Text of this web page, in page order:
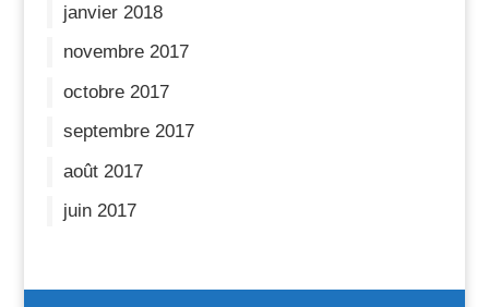
janvier 2018
novembre 2017
octobre 2017
septembre 2017
août 2017
juin 2017